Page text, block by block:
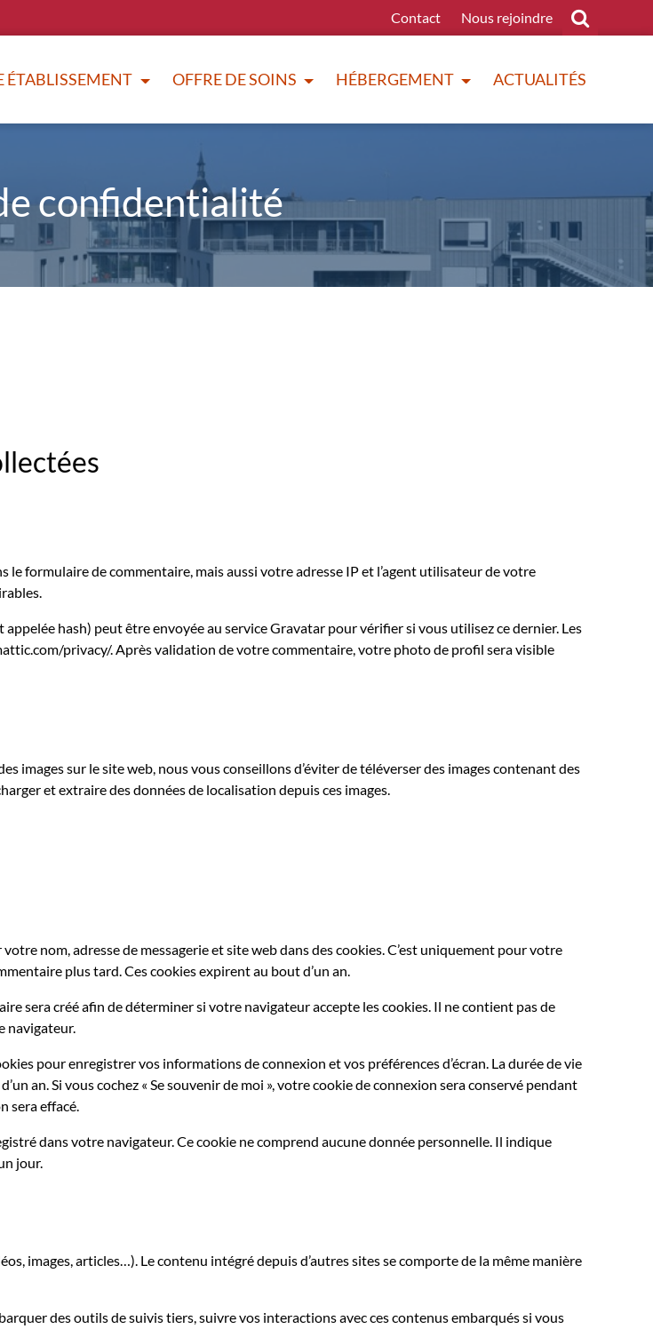
Contact Nous rejoindre
ÉTABLISSEMENT OFFRE DE SOINS HÉBERGEMENT ACTUALITÉS
confidentialité
formulaire de commentaire, mais aussi votre adresse IP et l’agent utilisateur de votre
hash) peut être envoyée au service Gravatar pour vérifier si vous utilisez ce dernier. Les
privacy/. Après validation de votre commentaire, votre photo de profil sera visible
images sur le site web, nous vous conseillons d’éviter de téléverser des images contenant des
et extraire des données de localisation depuis ces images.
nom, adresse de messagerie et site web dans des cookies. C’est uniquement pour votre
plus tard. Ces cookies expirent au bout d’un an.
sera créé afin de déterminer si votre navigateur accepte les cookies. Il ne contient pas de
navigateur.
pour enregistrer vos informations de connexion et vos préférences d’écran. La durée de vie
an. Si vous cochez « Se souvenir de moi », votre cookie de connexion sera conservé pendant
sera effacé.
dans votre navigateur. Ce cookie ne comprend aucune donnée personnelle. Il indique
jour.
images, articles…). Le contenu intégré depuis d’autres sites se comporte de la même manière
des outils de suivis tiers, suivre vos interactions avec ces contenus embarqués si vous